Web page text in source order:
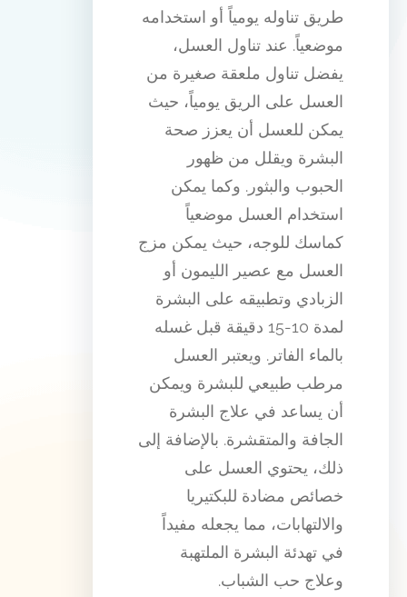
طريق تناوله يومياً أو استخدامه
موضعياً. عند تناول العسل،
يفضل تناول ملعقة صغيرة من
العسل على الريق يومياً، حيث
يمكن للعسل أن يعزز صحة
البشرة ويقلل من ظهور
الحبوب والبثور. وكما يمكن
استخدام العسل موضعياً
كماسك للوجه، حيث يمكن مزج
العسل مع عصير الليمون أو
الزبادي وتطبيقه على البشرة
لمدة 10-15 دقيقة قبل غسله
بالماء الفاتر. ويعتبر العسل
مرطب طبيعي للبشرة ويمكن
أن يساعد في علاج البشرة
الجافة والمتقشرة. بالإضافة إلى
ذلك، يحتوي العسل على
خصائص مضادة للبكتيريا
والالتهابات، مما يجعله مفيداً
في تهدئة البشرة الملتهبة
وعلاج حب الشباب.